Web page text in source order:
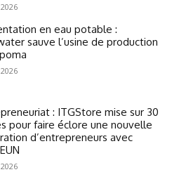
en eau potable :
sauve l’usine de production
: ITGStore mise sur 30
pour faire éclore une nouvelle
d’entrepreneurs avec